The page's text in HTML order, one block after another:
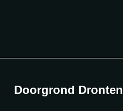
Doorgrond Dronten